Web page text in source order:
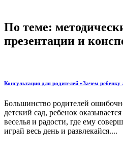
По теме:
презентации и
Консультация для родителей «Зачем
Большинство родителей
детский сад, ребенок
веселья и радости, где ему
играй весь день и развлекайся....